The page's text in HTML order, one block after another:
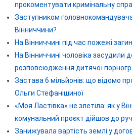
прокоментувати кримінальну
Заступником
Вінниччини?
На Вінниччині під час пожежі
На Вінниччині чоловіка засудили
розповсюдження дитячої
Застава 6 мільйонів: що відомо
Ольги Стефанішиної
«Моя Ластівка» не злетіла: як у
комунальний проєкт дійшов до
Занижувала вартість землі у